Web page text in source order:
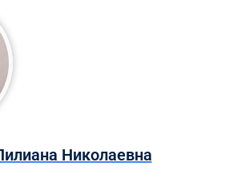
Николаевна